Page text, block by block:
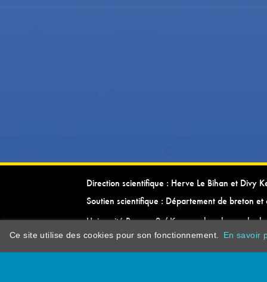
Direction scientifique : Herve Le Bihan et Divy
Soutien scientifique : Département de breton et
Université Rennes 2 / Kevrenn brezhoneg ha
Ce site utilise des cookies pour son fonctionnement. En savoir